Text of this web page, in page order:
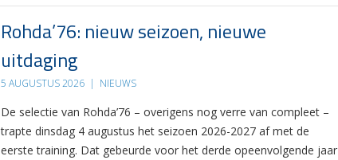
Rohda’76: nieuw seizoen, nieuwe
uitdaging
5 AUGUSTUS 2026 | NIEUWS
De selectie van Rohda’76 – overigens nog verre van compleet –
trapte dinsdag 4 augustus het seizoen 2026-2027 af met de
eerste training. Dat gebeurde voor het derde opeenvolgende jaar